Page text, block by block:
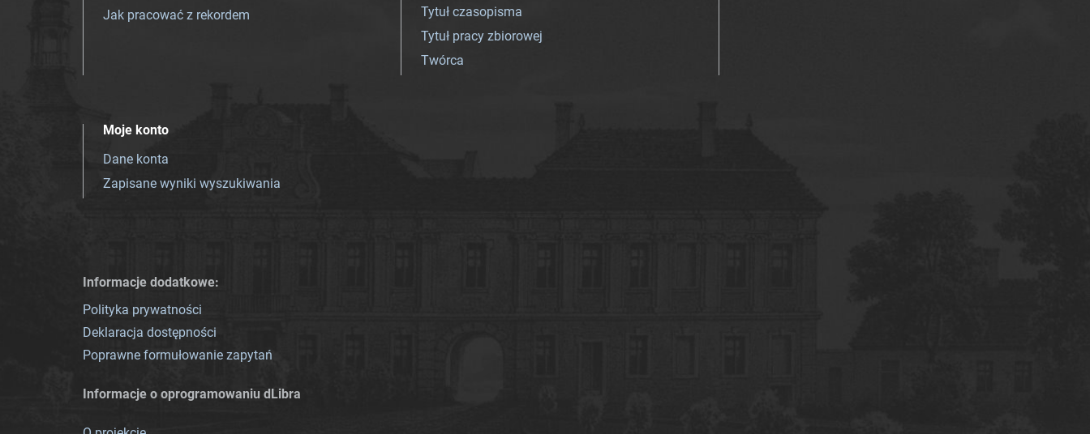
Jak pracować z rekordem
Tytuł czasopisma
Tytuł pracy zbiorowej
Twórca
Moje konto
Dane konta
Zapisane wyniki wyszukiwania
Informacje dodatkowe:
Polityka prywatności
Deklaracja dostępności
Poprawne formułowanie zapytań
Informacje o oprogramowaniu dLibra